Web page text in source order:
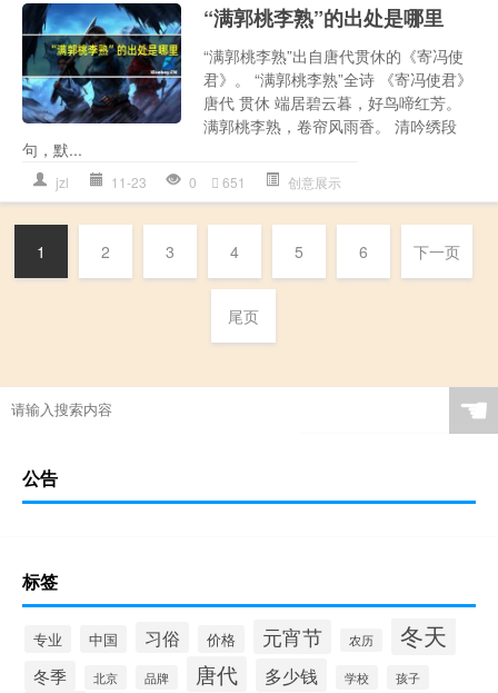
“满郭桃李熟”的出处是哪里
“满郭桃李熟”出自唐代贯休的《寄冯使
君》。 “满郭桃李熟”全诗 《寄冯使君》
唐代 贯休 端居碧云暮，好鸟啼红芳。
满郭桃李熟，卷帘风雨香。 清吟绣段
句，默...
jzl 11-23 0 651 创意展示
1 2 3 4 5 6 下一页
尾页
☚
公告
标签
专业 中国 习俗 价格 元宵节 农历 冬天
冬季 北京 品牌 唐代 多少钱 学校 孩子